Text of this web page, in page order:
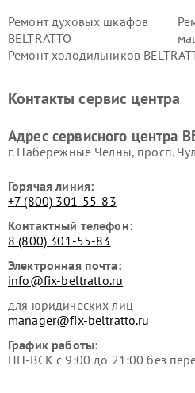
Ремонт духовых шкафов
BELTRATTO
Ремонт холодильников
Контакты сервис центра
Адрес сервисного центра
г. Набережные Челны, просп.
Горячая линия:
+7 (800) 301-55-83
Контактный телефон:
8 (800) 301-55-83
Электронная почта:
info@fix-beltratto.ru
для юридических лиц
manager@fix-beltratto.ru
График работы:
ПН-ВСК с 9:00 до 21:00 без